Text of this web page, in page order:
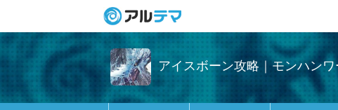
アイスボーン攻略｜モンハン